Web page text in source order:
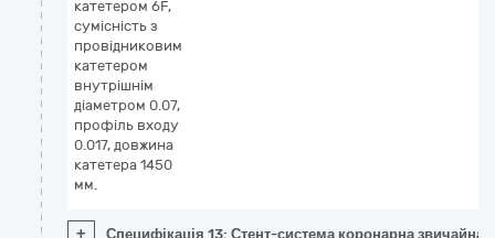
катетером 6F,
сумісність з
провідниковим
катетером
внутрішнім
діаметром 0.07,
профіль входу
0.017, довжина
катетера 1450
мм.
+ Специфікація 13: Стент-система коронарна